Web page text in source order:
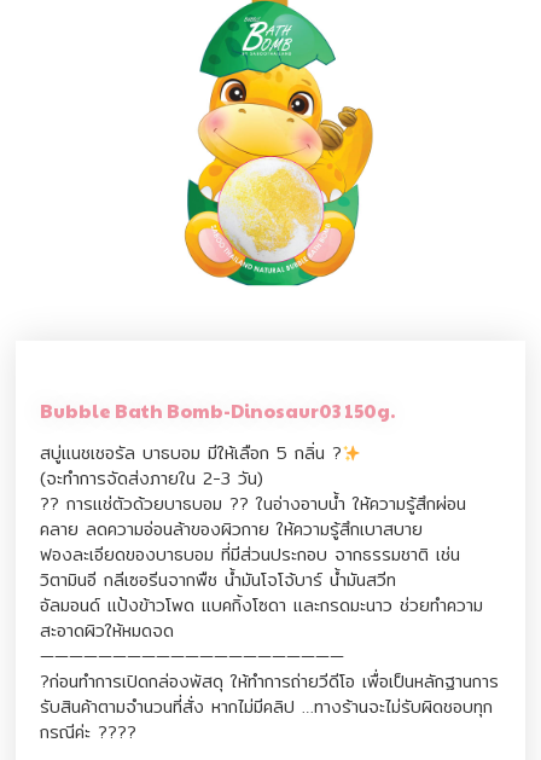
Bubble Bath Bomb-Dinosaur03 150g.
สบู่แนชเชอรัล บาธบอม มีให้เลือก 5 กลิ่น ?
(จะทำการจัดส่งภายใน 2-3 วัน)
?? การแช่ตัวด้วยบาธบอม ?? ในอ่างอาบน้ำ ให้ความรู้สึกผ่อน
คลาย ลดความอ่อนล้าของผิวกาย ให้ความรู้สึกเบาสบาย
ฟองละเอียดของบาธบอม ที่มีส่วนประกอบ จากธรรมชาติ เช่น
วิตามินอี กลีเซอรีนจากพืช น้ำมันโจโจ้บาร์ น้ำมันสวีท
อัลมอนด์ แป้งข้าวโพด แบคกิ้งโซดา และกรดมะนาว ช่วยทำความ
สะอาดผิวให้หมดจด
—————————————————————
?ก่อนทำการเปิดกล่องพัสดุ ให้ทำการถ่ายวีดีโอ เพื่อเป็นหลักฐานการ
รับสินค้าตามจำนวนที่สั่ง หากไม่มีคลิป …ทางร้านจะไม่รับผิดชอบทุก
กรณีค่ะ ????